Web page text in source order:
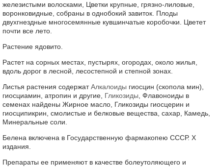
железистыми волосками, Цветки крупные, грязно-лиловые,
воронковидные, собраны в однобокий завиток. Плоды
двухгнездные многосемянные кувшинчатые коробочки. Цветет
почти все лето.
Растение ядовито.
Растет на сорных местах, пустырях, огородах, около жилья,
вдоль дорог в лесной, лесостепной и степной зонах.
Листья растения содержатАлкалоиды гиосцин (скопола мин),
гиосциамин, атропин и другие, Гликозиды , Флавоноиды в
семенах найдены Жирное масло, Гликозиды гиосцерин и
гиосципикрин, смолистые и белковые вещества, сахар, Камедь,
Минеральные соли.
Белена включена в Государственную фармакопею СССР. X
издания.
Препараты ее применяют в качестве болеутоляющего и